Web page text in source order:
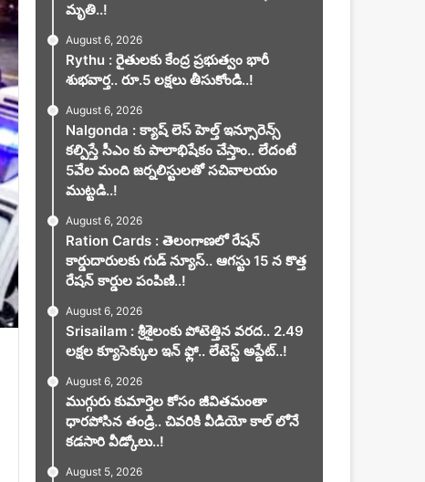
మృతి..!
August 6, 2026
Rythu : రైతులకు కేంద్ర ప్రభుత్వం భారీ
శుభవార్త.. రూ.5 లక్షలు తీసుకోండి..!
August 6, 2026
Nalgonda : క్యాష్ లెస్ హెల్త్ ఇన్సూరెన్స్
కల్పిస్తే సీఎం కు పాలాభిషేకం చేస్తాం.. లేదంటే
5వేల మంది జర్నలిస్టులతో సచివాలయం
ముట్టడి..!
August 6, 2026
Ration Cards : తెలంగాణలో రేషన్
కార్డుదారులకు గుడ్ న్యూస్.. ఆగస్టు 15 న కొత్త
రేషన్ కార్డుల పంపిణి..!
August 6, 2026
Srisailam : శ్రీశైలంకు పోటెత్తిన వరద.. 2.49
లక్షల క్యూసెక్కుల ఇన్ ఫ్లో.. లేటెస్ట్ అప్డేట్..!
August 6, 2026
ముగ్గురు కుమార్తెల కోసం జీవితమంతా
ధారపోసిన తండ్రి.. చివరికి వీడియో కాల్ లోనే
కడసారి వీడ్కోలు..!
August 5, 2026